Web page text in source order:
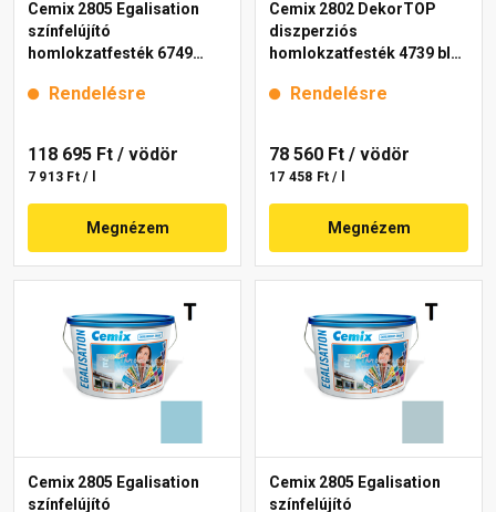
Cemix 2805 Egalisation
színfelújító
homlokzatfesték 6749
Rendelésre
118 695 Ft / vödör
7 913 Ft / l
Megnézem
Cemix 2802 DekorTOP
diszperziós
homlokzatfesték 4739 blue
Rendelésre
78 560 Ft / vödör
17 458 Ft / l
Megnézem
Cemix 2805 Egalisation
színfelújító
Cemix 2805 Egalisation
színfelújító